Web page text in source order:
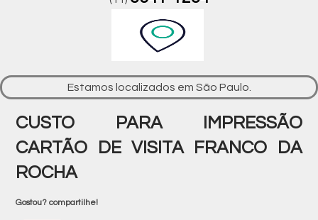
Estamos localizados em São Paulo.
CUSTO PARA IMPRESSÃO
CARTÃO DE VISITA FRANCO DA
ROCHA
Gostou? compartilhe!